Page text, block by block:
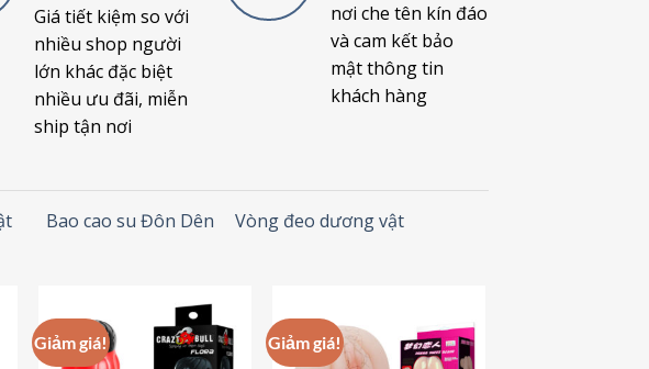
Giá tiết kiệm so với
nhiều shop người
lớn khác đặc biệt
nhiều ưu đãi, miễn
ship tận nơi
nơi che tên kín đáo
và cam kết bảo
mật thông tin
khách hàng
Bao cao su Đôn Dên Vòng đeo dương vật
Giảm giá! Giảm giá!